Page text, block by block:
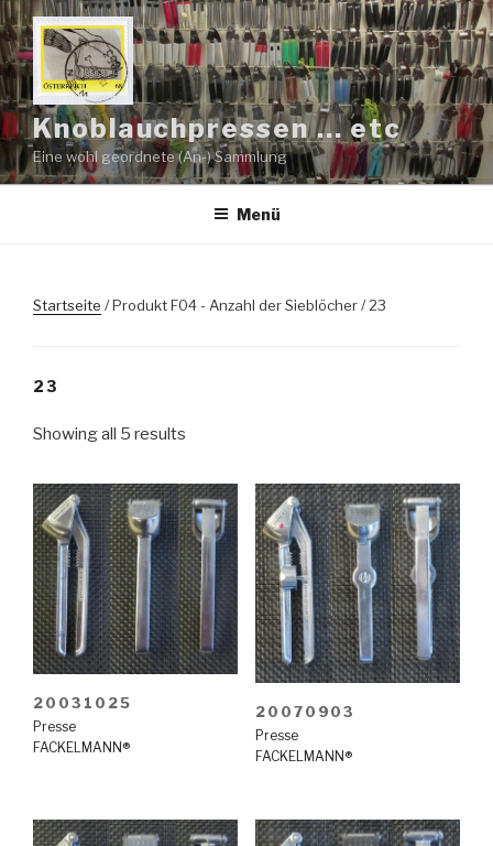
Zum
Inhalt
springen
Knoblauchpressen … etc
Eine wohl geordnete (An-) Sammlung
Menü
Startseite / Produkt F04 - Anzahl der Sieblöcher / 23
23
Showing all 5 results
20031025
Presse
FACKELMANN®
20070903
Presse
FACKELMANN®